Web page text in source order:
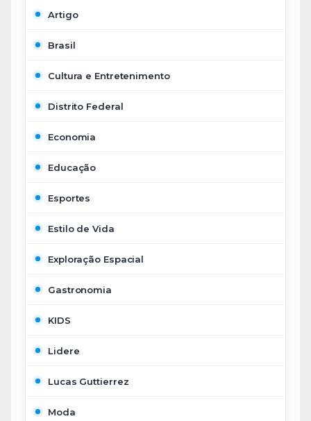
Artigo
Brasil
Cultura e Entretenimento
Distrito Federal
Economia
Educação
Esportes
Estilo de Vida
Exploração Espacial
Gastronomia
KIDS
Lidere
Lucas Guttierrez
Moda